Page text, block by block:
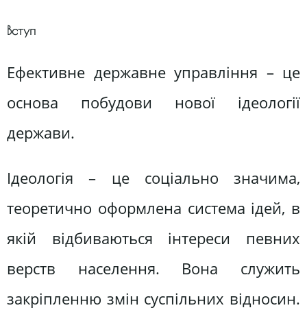
Вступ
Ефективне державне управління – це
основа побудови нової ідеології
держави.
Ідеологія – це соціально значима,
теоретично оформлена система ідей, в
якій відбиваються інтереси певних
верств населення. Вона служить
закріпленню змін суспільних відносин.